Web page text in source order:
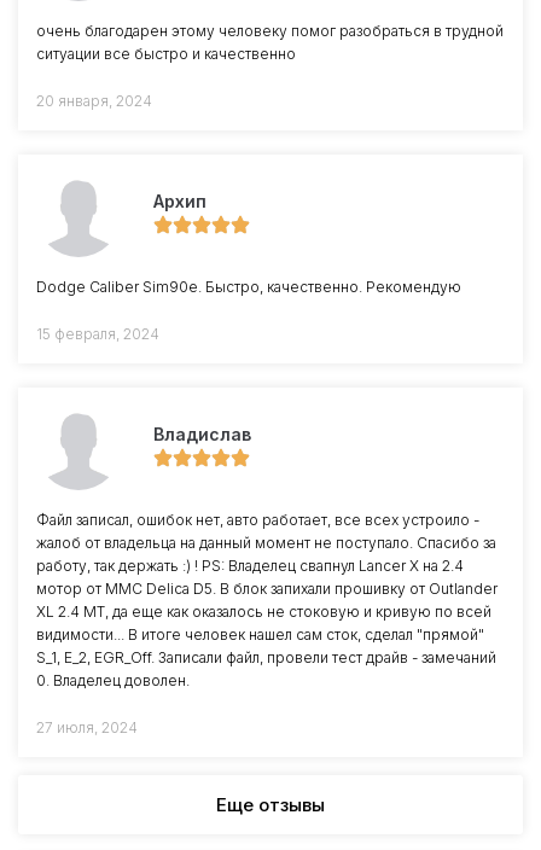
очень благодарен этому человеку помог разобраться в трудной
ситуации все быстро и качественно
20 января, 2024
Архип
Dodge Caliber Sim90e. Быстро, качественно. Рекомендую
15 февраля, 2024
Владислав
Файл записал, ошибок нет, авто работает, все всех устроило -
жалоб от владельца на данный момент не поступало. Спасибо за
работу, так держать :) ! PS: Владелец свапнул Lancer X на 2.4
мотор от MMC Delica D5. В блок запихали прошивку от Outlander
XL 2.4 MT, да еще как оказалось не стоковую и кривую по всей
видимости... В итоге человек нашел сам сток, сделал "прямой"
S_1, E_2, EGR_Off. Записали файл, провели тест драйв - замечаний
0. Владелец доволен.
27 июля, 2024
Еще отзывы